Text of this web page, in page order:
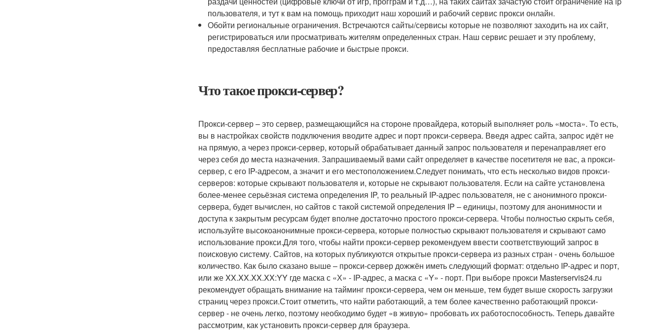
пользователя, и тут к вам на помощь приходит наш хороший и рабочий сервис прокси онлайн.
Обойти региональные ограничения. Встречаются сайты/сервисы которые не позволяют заходить на их сайт,
регистрироваться или просматривать жителям определенных стран. Наш сервис решает и эту проблему,
предоставляя бесплатные рабочие и быстрые прокси.
Что такое прокси-сервер?
Прокси-сервер – это сервер, размещающийся на стороне провайдера, который выполняет роль «моста». То есть,
вы в настройках свойств подключения вводите адрес и порт прокси-сервера. Введя адрес сайта, запрос идёт не
на прямую, а через прокси-сервер, который обрабатывает данный запрос пользователя и перенаправляет его
через себя до места назначения. Запрашиваемый вами сайт определяет в качестве посетителя не вас, а прокси-
сервер, с его IP-адресом, а значит и его местоположением.Следует понимать, что есть несколько видов прокси-
серверов: которые скрывают пользователя и, которые не скрывают пользователя. Если на сайте установлена
более-менее серьёзная система определения IP, то реальный IP-адрес пользователя, не с анонимного прокси-
сервера, будет вычислен, но сайтов с такой системой определения IP – единицы, поэтому для анонимности и
доступа к закрытым ресурсам будет вполне достаточно простого прокси-сервера. Чтобы полностью скрыть себя,
используйте высокоанонимные прокси-сервера, которые полностью скрывают пользователя и скрывают само
использование прокси.Для того, чтобы найти прокси-сервер рекомендуем ввести соответствующий запрос в
поисковую систему. Сайтов, на которых публикуются открытые прокси-сервера из разных стран - очень большое
количество. Как было сказано выше – прокси-сервер дожжён иметь следующий формат: отдельно IP-адрес и порт,
или же XX.XX.XX.XX:YY где маска с «Х» - IP-адрес, а маска с «Y» - порт. При выборе прокси Masterservis24.ru
рекомендует обращать внимание на тайминг прокси-сервера, чем он меньше, тем будет выше скорость загрузки
страниц через прокси.Стоит отметить, что найти работающий, а тем более качественно работающий прокси-
сервер - не очень легко, поэтому необходимо будет «в живую» пробовать их работоспособность. Теперь давайте
рассмотрим, как установить прокси-сервер для браузера.